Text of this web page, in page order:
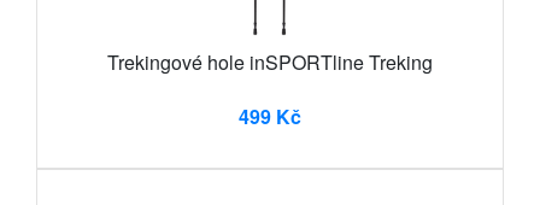
Trekingové hole inSPORTline Treking
499 Kč